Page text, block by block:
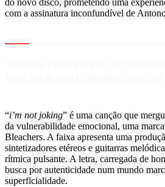
do novo disco, prometendo uma
com a assinatura inconfundível de
“i’m not joking” é uma canção que
da vulnerabilidade emocional, uma
Bleachers. A faixa apresenta uma
sintetizadores etéreos e guitarras
rítmica pulsante. A letra, carregada de
busca por autenticidade num mundo
superficialidade.